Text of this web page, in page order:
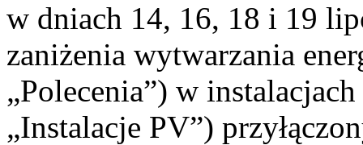
w dniach 14, 16, 18 i 19
zaniżenia wytwarzania
„Polecenia”) w
„Instalacje PV”)